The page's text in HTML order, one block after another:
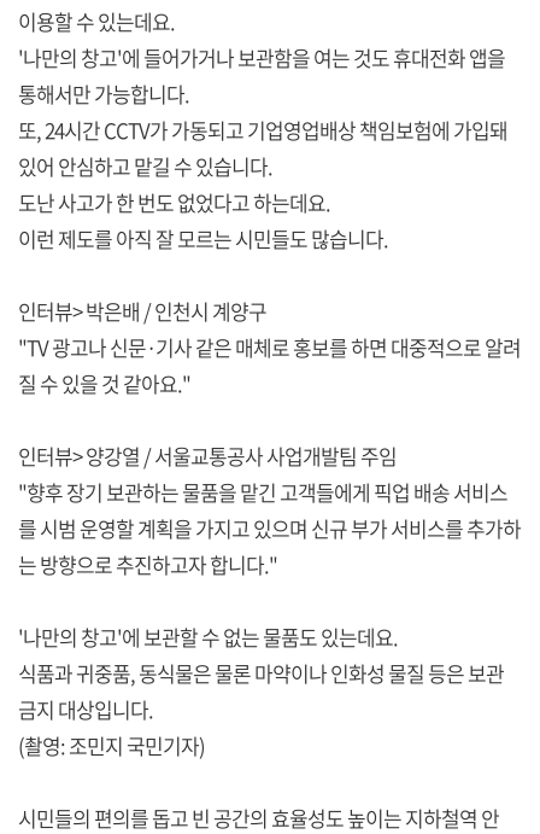
이용할 수 있는데요.
'나만의 창고'에 들어가거나 보관함을 여는 것도 휴대전화 앱을
통해서만 가능합니다.
또, 24시간 CCTV가 가동되고 기업영업배상 책임보험에 가입돼
있어 안심하고 맡길 수 있습니다.
도난 사고가 한 번도 없었다고 하는데요.
이런 제도를 아직 잘 모르는 시민들도 많습니다.
인터뷰> 박은배 / 인천시 계양구
"TV 광고나 신문·기사 같은 매체로 홍보를 하면 대중적으로 알려
질 수 있을 것 같아요."
인터뷰> 양강열 / 서울교통공사 사업개발팀 주임
"향후 장기 보관하는 물품을 맡긴 고객들에게 픽업 배송 서비스
를 시범 운영할 계획을 가지고 있으며 신규 부가 서비스를 추가하
는 방향으로 추진하고자 합니다."
'나만의 창고'에 보관할 수 없는 물품도 있는데요.
식품과 귀중품, 동식물은 물론 마약이나 인화성 물질 등은 보관
금지 대상입니다.
(촬영: 조민지 국민기자)
시민들의 편의를 돕고 빈 공간의 효율성도 높이는 지하철역 안